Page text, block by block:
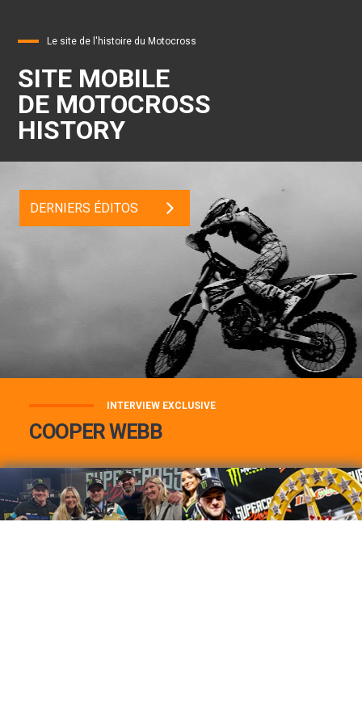
Le site de l'histoire du Motocross
SITE MOBILE
DE MOTOCROSS
HISTORY
DERNIERS ÉDITOS
INTERVIEW EXCLUSIVE
COOPER WEBB